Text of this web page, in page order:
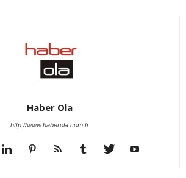
Haber Ola
http://www.haberola.com.tr